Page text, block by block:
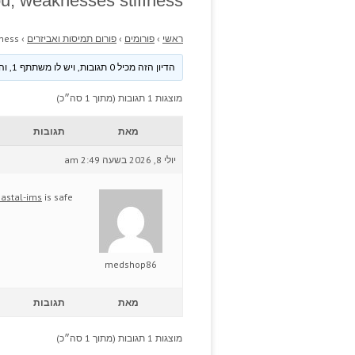
ראשי › פורומים › פורום תמיסות ואביזרים ›
הדיון הזה מכיל 0 תגובות, ויש לו משתתף 1, והוא עודכן לאחרונה ע״י
מוצגות 1 תגובות (מתוך 1 סה״כ)
מאת תגובות
יולי 8, 2026 בשעה 2:49 am
medshop86
ims is safe
מאת תגובות
מוצגות 1 תגובות (מתוך 1 סה״כ)